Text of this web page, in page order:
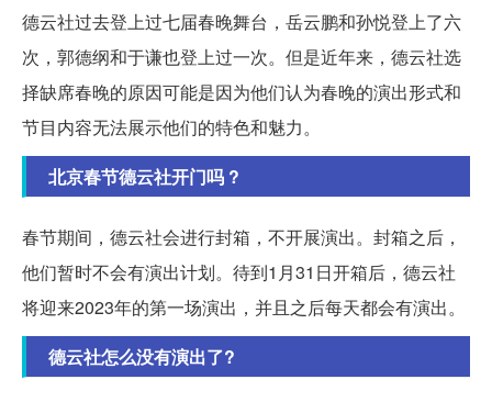
德云社过去登上过七届春晚舞台，岳云鹏和孙悦登上了六
次，郭德纲和于谦也登上过一次。但是近年来，德云社选
择缺席春晚的原因可能是因为他们认为春晚的演出形式和
节目内容无法展示他们的特色和魅力。
北京春节德云社开门吗 ?
春节期间，德云社会进行封箱，不开展演出。封箱之后，
他们暂时不会有演出计划。待到1月31日开箱后，德云社
将迎来2023年的第一场演出，并且之后每天都会有演出。
德云社怎么没有演出了?